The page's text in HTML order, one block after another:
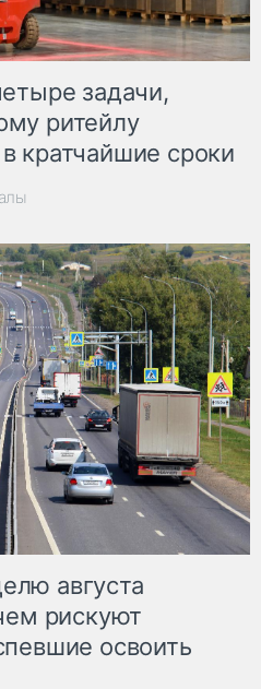
задачи,
ритейлу
кратчайшие сроки
августа
рискуют
освоить